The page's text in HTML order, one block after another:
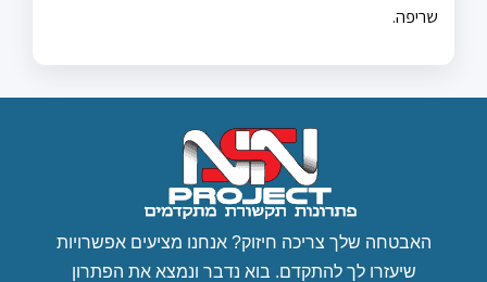
שריפה.
האבטחה שלך צריכה חיזוק? אנחנו מציעים אפשרויות
שיעזרו לך להתקדם. בוא נדבר ונמצא את הפתרון